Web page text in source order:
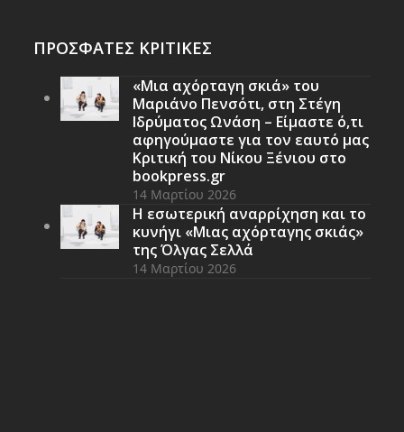
ΠΡΟΣΦΑΤΕΣ ΚΡΙΤΙΚΕΣ
«Μια αχόρταγη σκιά» του
Μαριάνο Πενσότι, στη Στέγη
Ιδρύματος Ωνάση – Είμαστε ό,τι
αφηγούμαστε για τον εαυτό μας
Κριτική του Νίκου Ξένιου στο
bookpress.gr
14 Μαρτίου 2026
Η εσωτερική αναρρίχηση και το
κυνήγι «Μιας αχόρταγης σκιάς»
της Όλγας Σελλά
14 Μαρτίου 2026